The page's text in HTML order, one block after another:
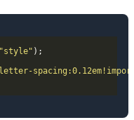
"style"